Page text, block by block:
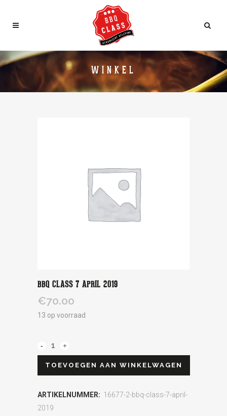
WINKEL
BBQ CLASS 7 APRIL 2019
€70.00
13 op voorraad
TOEVOEGEN AAN WINKELWAGEN
ARTIKELNUMMER: 16677-2-bbq-class-7-april-
2019